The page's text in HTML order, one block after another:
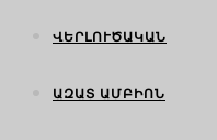
ՎԵՐԼՈՒԾԱԿԱՆ
ԱԶԱՏ ԱՄԲԻՈՆ